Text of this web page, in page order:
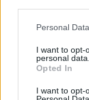
Please note that
not limited to
grant or deny
use your data for
consent section.
Personal
I want to opt-
personal data.
Opted In
I want to opt-